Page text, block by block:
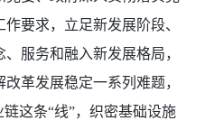
要求，立足新发展阶段、
服务和融入新发展格局，
革发展稳定一系列难题，
这条“线”，织密基础设施